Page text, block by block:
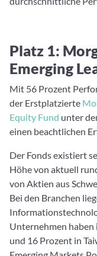
Platz 1:
Emerging
Mit 56 Prozent
der Erstplatzierte
Equity Fund unter
einen beachtlichen
Der Fonds existiert
Höhe von aktuell
von Aktien aus
Bei den Branchen
Unternehmen haben
und 16 Prozent in